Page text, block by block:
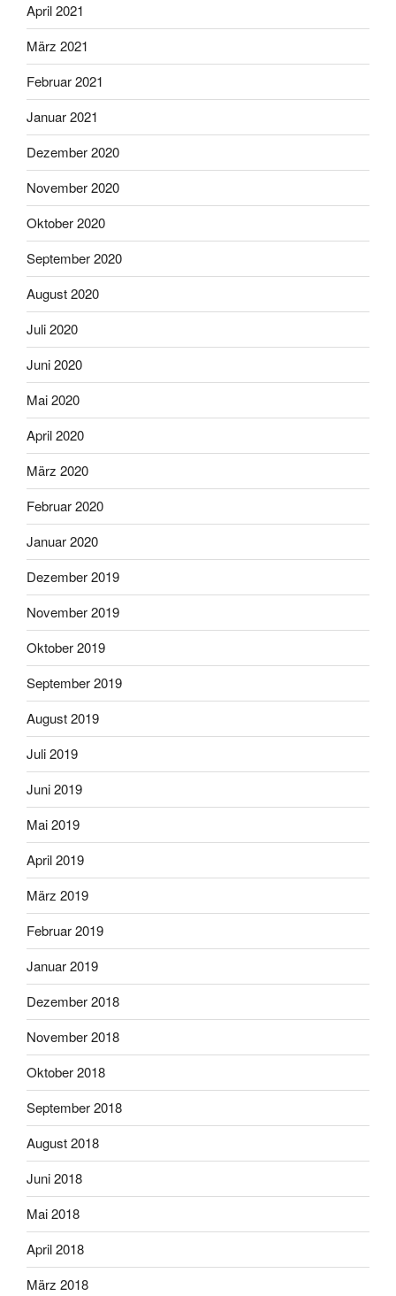
April 2021
März 2021
Februar 2021
Januar 2021
Dezember 2020
November 2020
Oktober 2020
September 2020
August 2020
Juli 2020
Juni 2020
Mai 2020
April 2020
März 2020
Februar 2020
Januar 2020
Dezember 2019
November 2019
Oktober 2019
September 2019
August 2019
Juli 2019
Juni 2019
Mai 2019
April 2019
März 2019
Februar 2019
Januar 2019
Dezember 2018
November 2018
Oktober 2018
September 2018
August 2018
Juni 2018
Mai 2018
April 2018
März 2018